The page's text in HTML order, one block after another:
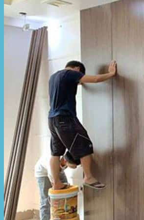
Hòa Phát Đạt
Giới thiệu Hòa Phát Đạt
Sản Phẩm
Sản Phẩm Bạt Che Ngoài Trời
Bạt kéo ngoài trời
Bạt che tự cuốn
Bạt nhựa xanh cam
Bạt sọc 3 màu
Bạt nhựa giá rẻ
Bạt lót ao hồ
Bạt nhựa đen HDPE
Màng chống thấm HDPE
Sản Phẩm Dù Che Ngoài Trời
Dù che nắng
Dù che quán cafe
Dù che sự kiện
Dù lệch tâm
Sản Phẩm Mái Che Di Động
Mái hiên di động
Mái xếp di động
Nhà bạt di động